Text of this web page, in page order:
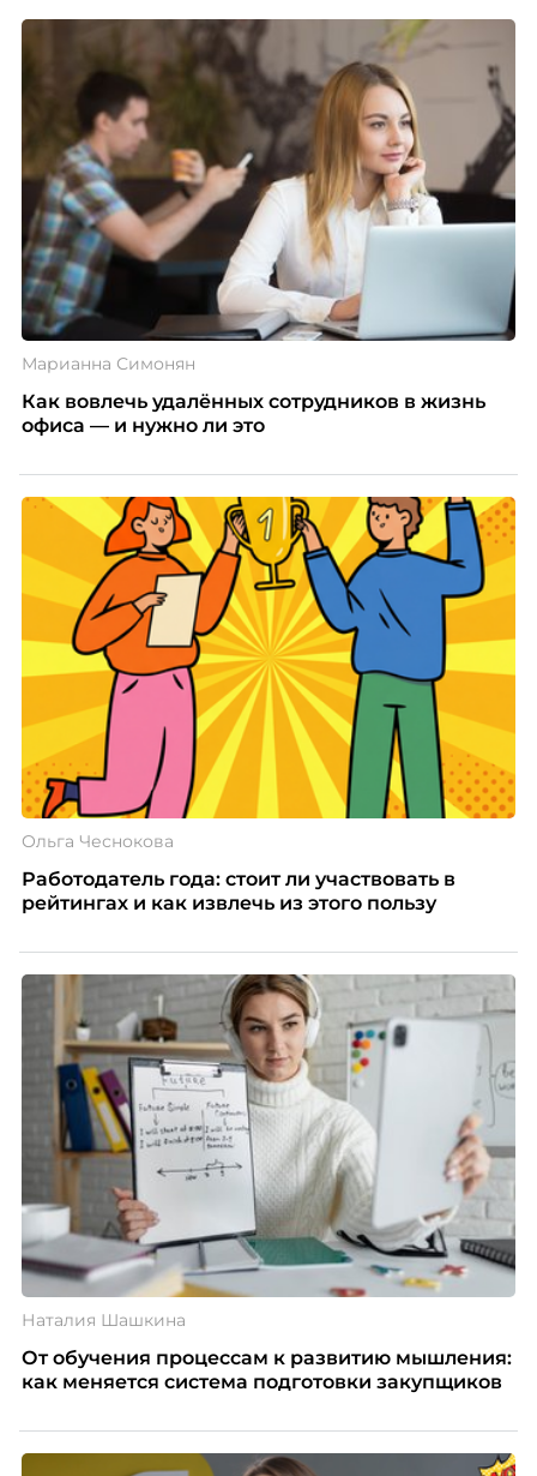
Марианна Симонян
Как вовлечь удалённых сотрудников в жизнь
офиса — и нужно ли это
Ольга Чеснокова
Работодатель года: стоит ли участвовать в
рейтингах и как извлечь из этого пользу
Наталия Шашкина
От обучения процессам к развитию мышления:
как меняется система подготовки закупщиков